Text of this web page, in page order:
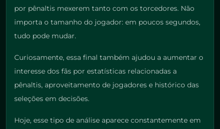
por pênaltis mexerem tanto com os torcedores. Não
importa o tamanho do jogador: em poucos segundos,
tudo pode mudar.
Curiosamente, essa final também ajudou a aumentar o
interesse dos fãs por estatísticas relacionadas a
pênaltis, aproveitamento de jogadores e histórico das
seleções em decisões.
Hoje, esse tipo de análise aparece constantemente em